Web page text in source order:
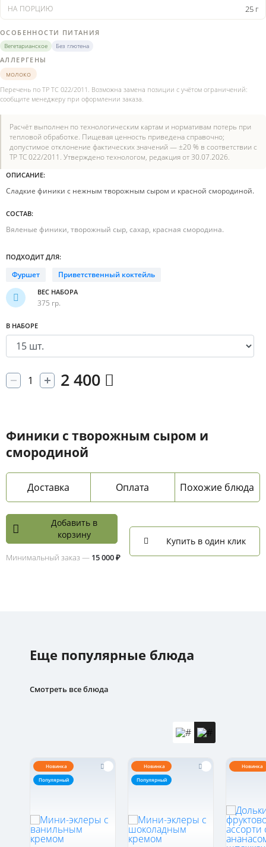
25 г
ОСОБЕННОСТИ ПИТАНИЯ
Вегетарианское Без глютена
АЛЛЕРГЕНЫ
молоко
Перечень по ТР ТС 022/2011. Возможна замена позиции с учётом ограничений:
сообщите менеджеру при оформлении заказа.
Расчёт выполнен по технологическим картам и нормативам потерь при
тепловой обработке. Пищевая ценность приведена справочно;
допустимое отклонение фактических значений — ±20 % в соответствии с
ТР ТС 022/2011. Утверждено технологом, редакция от 30.07.2026.
Финики с творожным сыром и
смородиной
Доставка Оплата Похожие блюда
ОПИСАНИЕ:
Сладкие финики с нежным творожным сыром и красной смородиной.
СОСТАВ:
Вяленые финики, творожный сыр, сахар, красная смородина.
ПОДХОДИТ ДЛЯ:
Фуршет Приветственный коктейль
ВЕС НАБОРА
375 гр.
В НАБОРЕ
2 400
Добавить в
корзину
Минимальный заказ — 15 000 ₽
Купить в один клик
Еще популярные блюда
Смотреть все блюда
Новинка
Популярный
Новинка
Популярный
Новинка